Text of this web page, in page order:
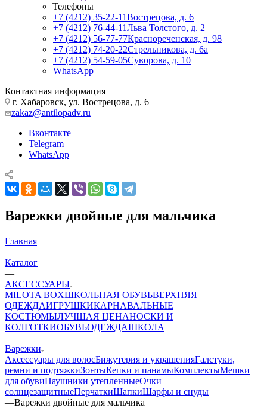
Телефоны
+7 (4212) 35-22-11Вострецова, д. 6
+7 (4212) 76-44-11Льва Толстого, д. 2
+7 (4212) 56-77-77Краснореченская, д. 98
+7 (4212) 74-20-22Стрельникова, д. 6а
+7 (4212) 54-59-05Суворова, д. 10
WhatsApp
Контактная информация
г. Хабаровск, ул. Вострецова, д. 6
zakaz@antilopadv.ru
Вконтакте
Telegram
WhatsApp
Варежки двойные для мальчика
Главная
—
Каталог
—
АКСЕССУАРЫ
MILOTA BOXШКОЛЬНАЯ ОБУВЬВЕРХНЯЯ
ОДЕЖДАИГРУШКИКАРНАВАЛЬНЫЕ
КОСТЮМЫЛУЧШАЯ ЦЕНАНОСКИ И
КОЛГОТКИОБУВЬОДЕЖДАШКОЛА
—
Варежки
Аксессуары для волосБижутерия и украшенияГалстуки,
ремни и подтяжкиЗонтыКепки и панамыКомплектыМешки
для обувиНаушники утепленныеОчки
солнцезащитныеПерчаткиШапкиШарфы и снуды
—Варежки двойные для мальчика